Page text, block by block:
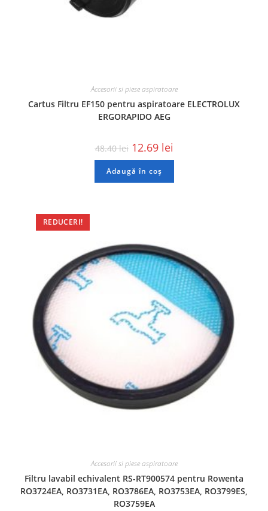
Accesorii si piese aspiratoare
Cartus Filtru EF150 pentru aspiratoare ELECTROLUX
ERGORAPIDO AEG
48.40lei 12.69 lei
Adaugă în coș
REDUCERI!
Accesorii si piese aspiratoare
Filtru lavabil echivalent RS-RT900574 pentru Rowenta
RO3724EA, RO3731EA, RO3786EA, RO3753EA, RO3799ES,
RO3759EA